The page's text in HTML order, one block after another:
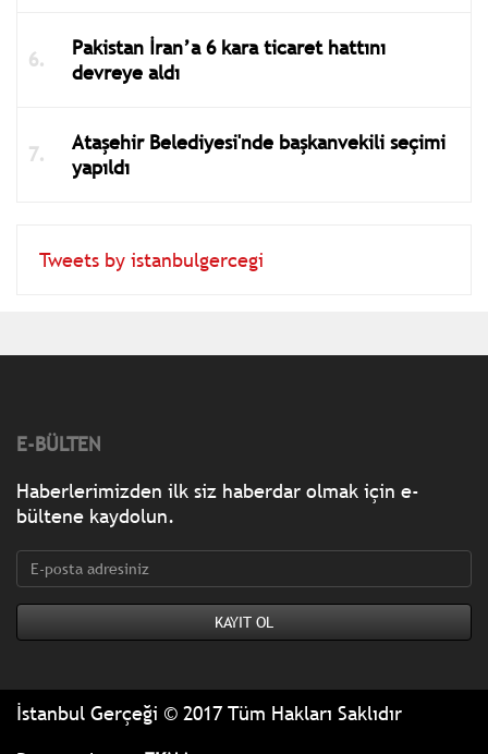
Pakistan İran’a 6 kara ticaret hattını
devreye aldı
Ataşehir Belediyesi'nde başkanvekili seçimi
yapıldı
Tweets by istanbulgercegi
E-BÜLTEN
Haberlerimizden ilk siz haberdar olmak için e-
bültene kaydolun.
İstanbul Gerçeği © 2017 Tüm Hakları Saklıdır